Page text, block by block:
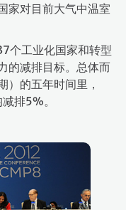
家对目前大气中温室
个工业化国家和转型
的减排目标。总体而
的五年时间里，
排5%。